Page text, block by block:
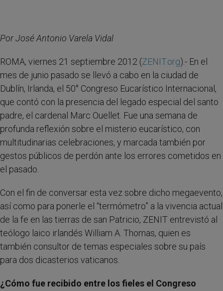
Por José Antonio Varela Vidal
ROMA, viernes 21 septiembre 2012 (ZENIT.org).- En el
mes de junio pasado se llevó a cabo en la ciudad de
Dublín, Irlanda, el 50° Congreso Eucarístico Internacional,
que contó con la presencia del legado especial del santo
padre, el cardenal Marc Ouellet. Fue una semana de
profunda reflexión sobre el misterio eucarístico, con
multitudinarias celebraciones, y marcada también por
gestos públicos de perdón ante los errores cometidos en
el pasado.
Con el fin de conversar esta vez sobre dicho megaevento,
así como para ponerle el “termómetro” a la vivencia actual
de la fe en las tierras de san Patricio, ZENIT entrevistó al
teólogo laico irlandés William A. Thomas, quien es
también consultor de temas especiales sobre su país
para dos dicasterios vaticanos.
¿Cómo fue recibido entre los fieles el Congreso